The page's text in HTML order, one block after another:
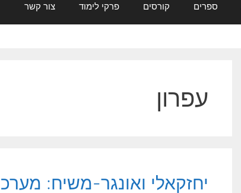
ספרים קורסים פרקי לימוד צור קשר
עפרון